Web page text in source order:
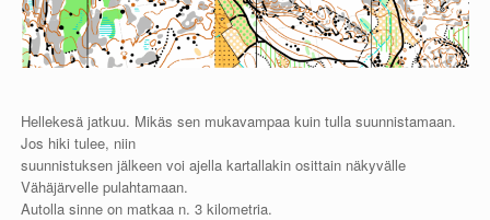
Hellekesä jatkuu. Mikäs sen mukavampaa kuin tulla suunnistamaan.
Jos hiki tulee, niin
suunnistuksen jälkeen voi ajella kartallakin osittain näkyvälle
Vähäjärvelle pulahtamaan.
Autolla sinne on matkaa n. 3 kilometria.